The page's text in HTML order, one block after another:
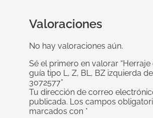
Valoraciones
No hay valoraciones aún.
Sé el primero en valorar “Herraje
guía tipo L, Z, BL, BZ izquierda
3072577”
Tu dirección de correo
publicada. Los campos
marcados con *